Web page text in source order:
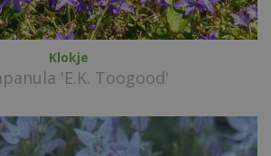
Klokje
'E.K. Toogood'